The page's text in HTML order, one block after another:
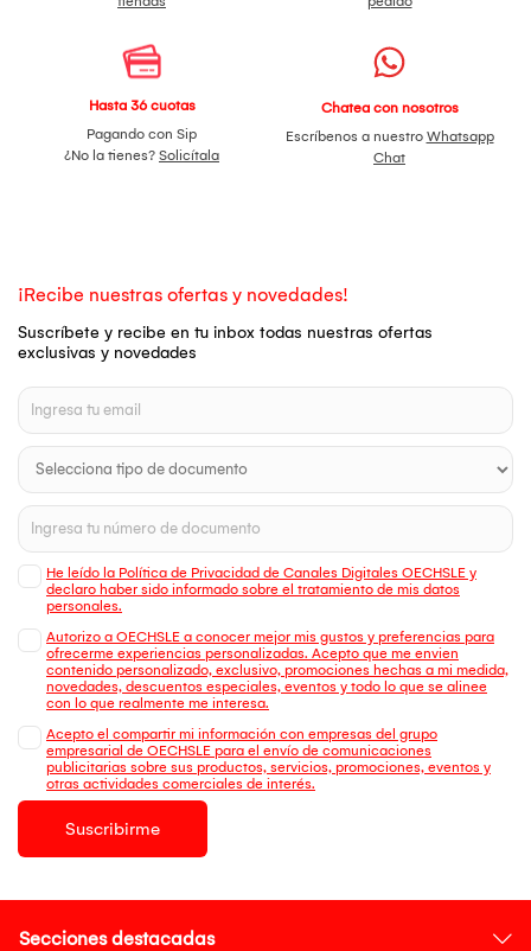
Hasta 36 cuotas
Pagando con Sip
¿No la tienes? Solicítala
Chatea con nosotros
Escríbenos a nuestro Whatsapp
Chat
¡Recibe nuestras ofertas y novedades!
Suscríbete y recibe en tu inbox todas nuestras ofertas
exclusivas y novedades
He leído la Política de Privacidad de Canales Digitales OECHSLE y
declaro haber sido informado sobre el tratamiento de mis datos
personales.
Autorizo a OECHSLE a conocer mejor mis gustos y preferencias para
ofrecerme experiencias personalizadas. Acepto que me envien
contenido personalizado, exclusivo, promociones hechas a mi medida,
novedades, descuentos especiales, eventos y todo lo que se alinee
con lo que realmente me interesa.
Acepto el compartir mi información con empresas del grupo
empresarial de OECHSLE para el envío de comunicaciones
publicitarias sobre sus productos, servicios, promociones, eventos y
otras actividades comerciales de interés.
Suscribirme
Secciones destacadas